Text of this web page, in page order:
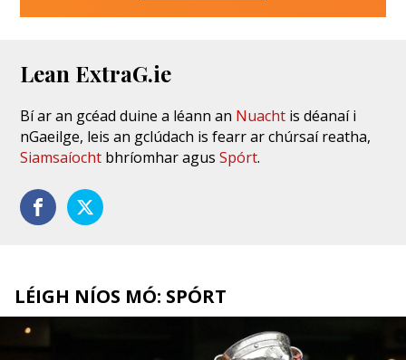
Lean ExtraG.ie
Bí ar an gcéad duine a léann an Nuacht is déanaí i
nGaeilge, leis an gclúdach is fearr ar chúrsaí reatha,
Siamsaíocht bhríomhar agusSpórt.
LÉIGH NÍOS MÓ: SPÓRT